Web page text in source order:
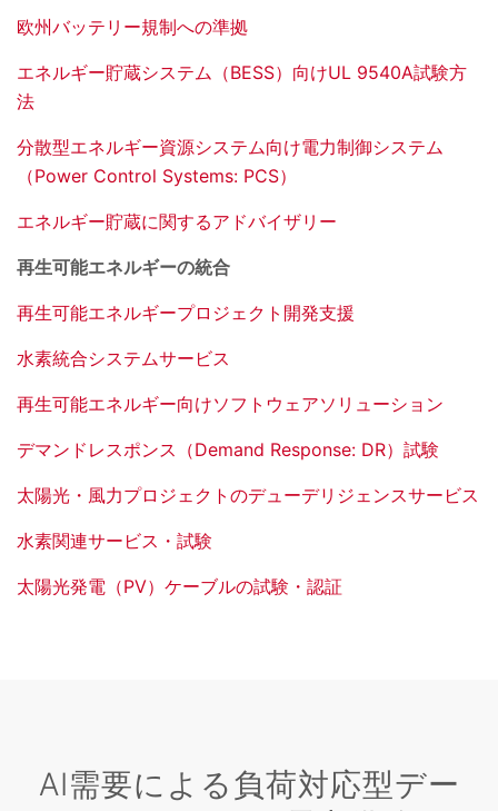
欧州バッテリー規制への準拠
エネルギー貯蔵システム（BESS）向けUL 9540A試験方
法
分散型エネルギー資源システム向け電力制御システム
（Power Control Systems: PCS）
エネルギー貯蔵に関するアドバイザリー
再生可能エネルギーの統合
再生可能エネルギープロジェクト開発支援
水素統合システムサービス
再生可能エネルギー向けソフトウェアソリューション
デマンドレスポンス（Demand Response: DR）試験
太陽光・風力プロジェクトのデューデリジェンスサービス
水素関連サービス・試験
太陽光発電（PV）ケーブルの試験・認証
AI需要による負荷対応型デー